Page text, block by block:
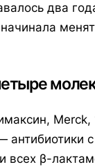
два
Merck,
антибиотики
всех β-